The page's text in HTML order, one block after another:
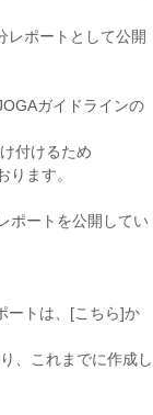
レポートとして公開
ガイドラインの
付けるため
ります。
ポートを公開してい
トは、 [こちら]か
、これまでに作成し